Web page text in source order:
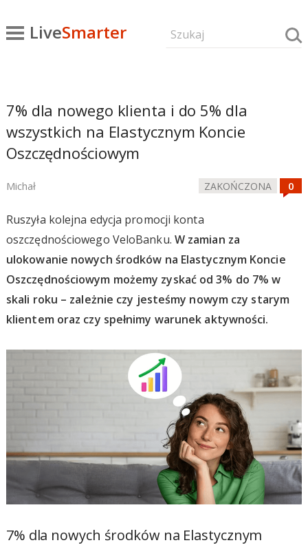
LiveSmarter
7% dla nowego klienta i do 5% dla
wszystkich na Elastycznym Koncie
Oszczędnościowym
Michał ZAKOŃCZONA
Ruszyła kolejna edycja promocji konta
oszczędnościowego VeloBanku. W zamian za
ulokowanie nowych środków na Elastycznym Koncie
Oszczędnościowym możemy zyskać od 3% do 7% w
skali roku – zależnie czy jesteśmy nowym czy starym
klientem oraz czy spełnimy warunek aktywności.
7% dla nowych środków na Elastycznym